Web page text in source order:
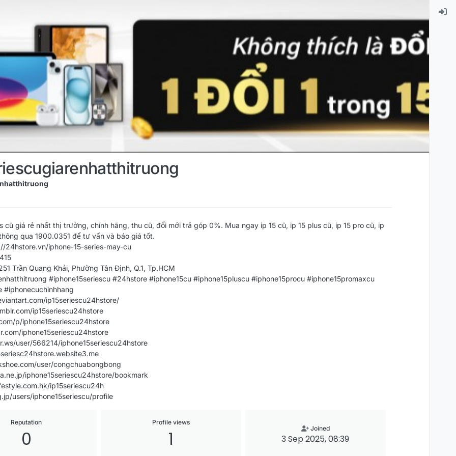
cũ giá rẻ nhất thị trường, chính hãng, thu cũ, đổi mới trả góp 0%. Mua ngay ip 15 cũ, ip 15 plus cũ, ip 15 pro cũ, ip
qua 1900.0351 để tư vấn và báo giá tốt.
24hstore.vn/iphone-15-series-may-cu
Trần Quang Khải, Phường Tân Định, Q.1, Tp.HCM
#iphone15seriescu #24hstore #iphone15cu #iphone15pluscu #iphone15procu #iphone15promaxcu
#iphonecuchinhhang
ip15seriescu24hstore/
ip15seriescu24hstore
p/iphone15seriescu24hstore
iphone15seriescu24hstore
user/566214/iphone15seriescu24hstore
user/congchuabongbong
iphone15seriescu24hstore/bookmark
ip15seriescu24h
users/iphone15seriescu/profile
Reputation
0
Profile views
1 Joined
3 Sep 2025, 08:39